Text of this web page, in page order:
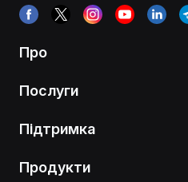
Про
Послуги
Підтримка
Продукти